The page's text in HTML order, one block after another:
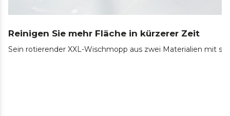
Reinigen Sie mehr Fläche in kürzerer Zeit
Sein rotierender XXL-Wischmopp aus zwei Materialien mit